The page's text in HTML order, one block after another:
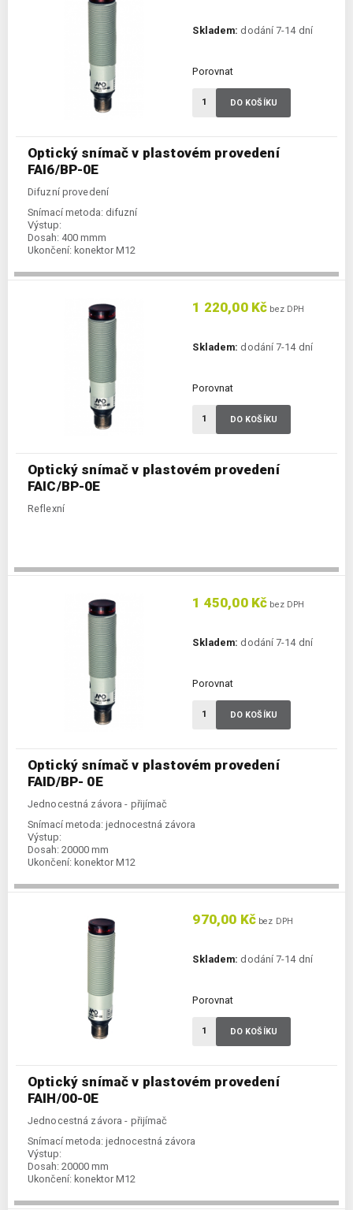
Optický snímač v plastovém provedení
FAI6/BP-0E
Difuzní provedení
Snímací metoda: difuzní
Výstup:
Dosah: 400 mmm
Ukončení: konektor M12
Skladem: dodání 7-14 dní
Porovnat
DO KOŠÍKU
Optický snímač v plastovém provedení
FAIC/BP-0E
Reflexní
1 220,00 Kč bez DPH
Skladem: dodání 7-14 dní
Porovnat
DO KOŠÍKU
Optický snímač v plastovém provedení
FAID/BP- 0E
Jednocestná závora - přijímač
Snímací metoda: jednocestná závora
Výstup:
Dosah: 20000 mm
Ukončení: konektor M12
1 450,00 Kč bez DPH
Skladem: dodání 7-14 dní
Porovnat
DO KOŠÍKU
Optický snímač v plastovém provedení
FAIH/00-0E
Jednocestná závora - přijímač
Snímací metoda: jednocestná závora
Výstup:
Dosah: 20000 mm
Ukončení: konektor M12
970,00 Kč bez DPH
Skladem: dodání 7-14 dní
Porovnat
DO KOŠÍKU